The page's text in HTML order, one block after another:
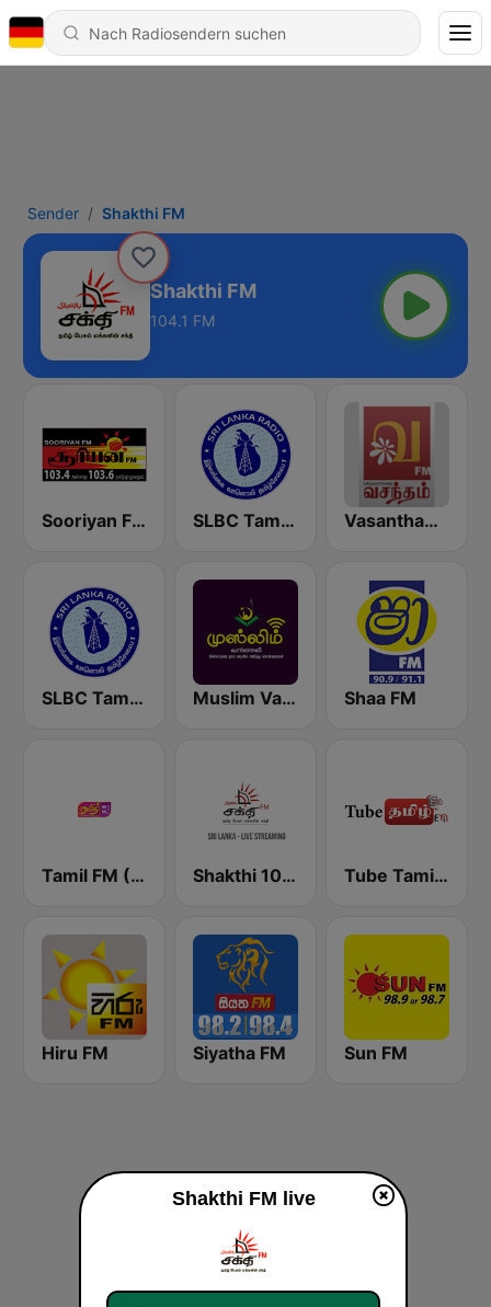
Sender Shakthi FM
Shakthi FM
104.1 FM
Sooriyan FM SLBC Tamil National Service Vasantham FM
SLBC Tamil Service (Thendral) Muslim Vanoli Shaa FM
Tamil FM (தமிழ்) Shakthi 104.1 Tamil FM Tube Tamil FM
Hiru FM Siyatha FM Sun FM
Shakthi FM live